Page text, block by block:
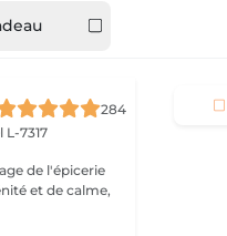
284
L-7317
de l'épicerie
et de calme,